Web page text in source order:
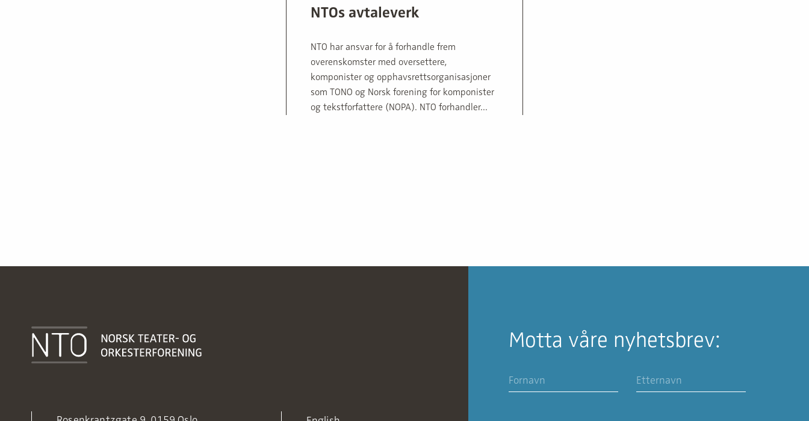
NTOs avtaleverk
NTO har ansvar for å forhandle frem
overenskomster med oversettere,
komponister og opphavsretts­organisasjoner
som TONO og Norsk forening for komponister
og tekstforfattere (NOPA). NTO forhandler...
Motta våre nyhetsbrev: